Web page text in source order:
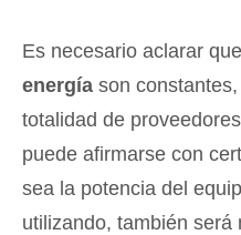
Es necesario aclarar
energía son
totalidad de
puede afirmarse con
sea la potencia del
utilizando, también será